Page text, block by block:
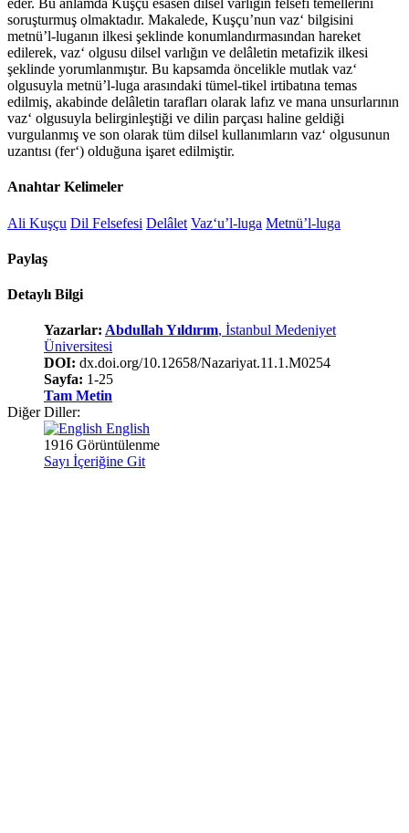
eder. Bu anlamda Kuşçu esasen dilsel varlığın felsefî temellerini
soruşturmuş olmaktadır. Makalede, Kuşçu’nun vaz‘ bilgisini
metnü’l-luganın ilkesi şeklinde konumlandırmasından hareket
edilerek, vaz‘ olgusu dilsel varlığın ve delâletin metafizik ilkesi
şeklinde yorumlanmıştır. Bu kapsamda öncelikle mutlak vaz‘
olgusuyla metnü’l-luga arasındaki tümel-tikel irtibatına temas
edilmiş, akabinde delâletin tarafları olarak lafız ve mana unsurlarının
vaz‘ olgusuyla belirginleştiği ve dilin parçası haline geldiği
vurgulanmış ve son olarak tüm dilsel kullanımların vaz‘ olgusunun
uzantısı (fer‘) olduğuna işaret edilmiştir.
Anahtar Kelimeler
Ali Kuşçu Dil Felsefesi Delâlet Vaz‘u’l-luga Metnü’l-luga
Paylaş
Detaylı Bilgi
Yazarlar: Abdullah Yıldırım, İstanbul Medeniyet
Üniversitesi
DOI: dx.doi.org/10.12658/Nazariyat.11.1.M0254
Sayfa: 1-25
Tam Metin
Diğer Diller:
English
1916 Görüntülenme
Sayı İçeriğine Git